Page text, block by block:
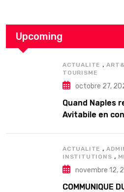
Upcoming
ACTUALITE ,
TOURISME
octobre 27,
Quand Naples
Avitabile en
ACTUALITE ,
INSTITUTIONS ,
novembre 12,
COMMUNIQUE